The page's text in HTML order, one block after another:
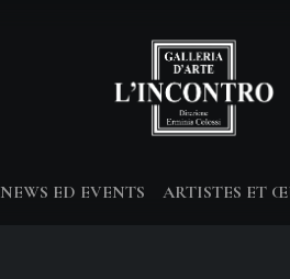
NEWS ED EVENTS ARTISTES ET